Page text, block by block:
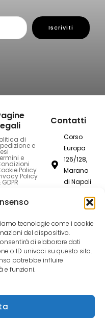
tecnologie come i cookie
del dispositivo.
di elaborare dati
o ID univoci su questo sito.
potrebbe influire
e funzioni.
Iscriviti
di
e
e
Policy
Policy
GDPR
Contatti
Corso
Europa
126/128,
Marano
di Napoli
081
7420994